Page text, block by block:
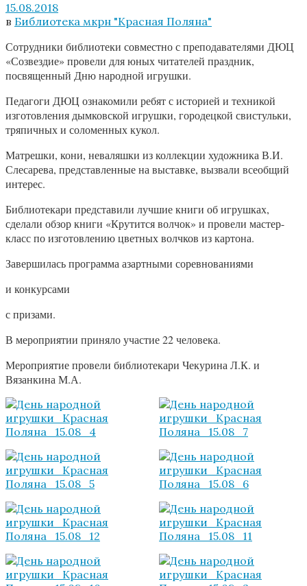
15.08.2018
в Библиотека мкрн "Красная Поляна"
Сотрудники библиотеки совместно с преподавателями ДЮЦ
«Созвездие» провели для юных читателей праздник,
посвященный Дню народной игрушки.
Педагоги ДЮЦ ознакомили ребят с историей и техникой
изготовления дымковской игрушки, городецкой свистульки,
тряпичных и соломенных кукол.
Матрешки, кони, неваляшки из коллекции художника В.И.
Слесарева, представленные на выставке, вызвали всеобщий
интерес.
Библиотекари представили лучшие книги об игрушках,
сделали обзор книги «Крутится волчок» и провели мастер-
класс по изготовлению цветных волчков из картона.
Завершилась программа азартными соревнованиями
и конкурсами
с призами.
В мероприятии приняло участие 22 человека.
Мероприятие провели библиотекари Чекурина Л.К. и
Вязанкина М.А.